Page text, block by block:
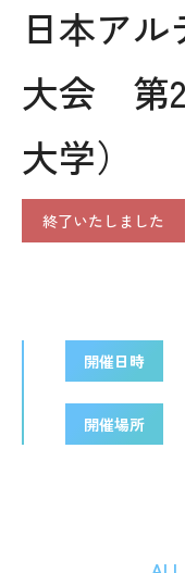
日本ア
大会 第
大学）
終了いたしました
開催日時
開催場所